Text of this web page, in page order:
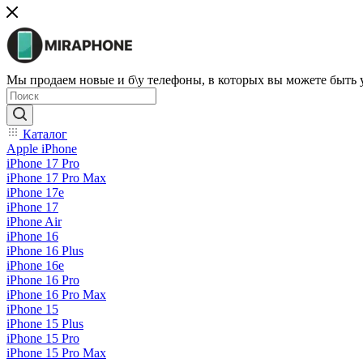
Мы продаем новые и б\у телефоны, в которых вы можете быть
Каталог
Apple iPhone
iPhone 17 Pro
iPhone 17 Pro Max
iPhone 17e
iPhone 17
iPhone Air
iPhone 16
iPhone 16 Plus
iPhone 16e
iPhone 16 Pro
iPhone 16 Pro Max
iPhone 15
iPhone 15 Plus
iPhone 15 Pro
iPhone 15 Pro Max